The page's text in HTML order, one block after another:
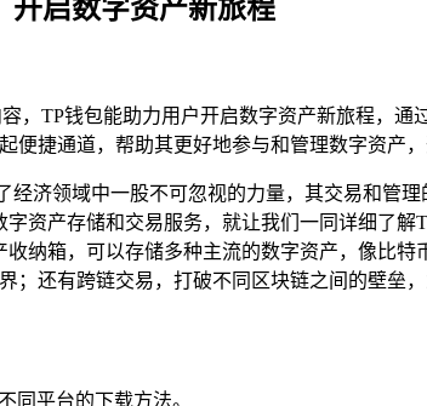
开启数字资产新旅程
，TP钱包能助力用户开启数字资产新旅程，
便捷通道，帮助其更好地参与和管理数字资产
经济领域中一股不可忽视的力量，其交易和管
资产存储和交易服务，就让我们一同详细了解
纳箱，可以存储多种主流的数字资产，像比
还有跨链交易，打破不同区块链之间的壁垒
同平台的下载方法。